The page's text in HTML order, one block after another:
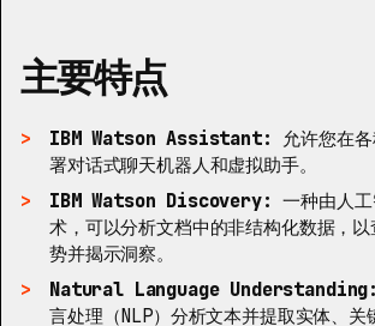
主要特点
IBM Watson Assistant:
允许您在
署对话式聊天机器人和虚拟助手。
IBM Watson Discovery: 一种由人
术，可以分析文档中的非结构化数据，
势并揭示洞察。
Natural Language Understanding:
言处理（NLP）分析文本并提取实体、关